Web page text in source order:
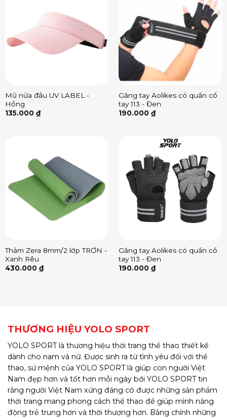
Mũ nửa đầu UV LABEL -
Hồng
135.000 ₫
Găng tay Aolikes có quấn cổ
tay 113 - Đen
190.000 ₫
Thảm Zera 8mm/2 lớp TRƠN -
Xanh Rêu
430.000 ₫
Găng tay Aolikes có quấn cổ
tay 113 - Đen
190.000 ₫
THƯƠNG HIỆU YOLO SPORT
YOLO SPORT là thương hiệu thời trang thể thao thiết kế
dành cho nam và nữ. Được sinh ra từ tình yêu đối với thể
thao, sứ mệnh của YOLO SPORT là giúp con người Việt
Nam đẹp hơn và tốt hơn mỗi ngày bởi YOLO SPORT tin
rằng người Việt Nam xứng đáng có được những sản phẩm
thời trang mang phong cách thể thao để giúp mình năng
động trẻ trung hơn và thời thượng hơn. Bằng chính những